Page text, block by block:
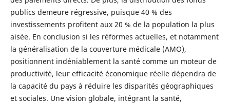
publics demeure régressive, puisque 40 % des
investissements profitent aux 20 % de la population la plus
aisée. En conclusion si les réformes actuelles, et notamment
la généralisation de la couverture médicale (AMO),
positionnent indéniablement la santé comme un moteur de
productivité, leur efficacité économique réelle dépendra de
la capacité du pays à réduire les disparités géographiques
et sociales. Une vision globale, intégrant la santé,